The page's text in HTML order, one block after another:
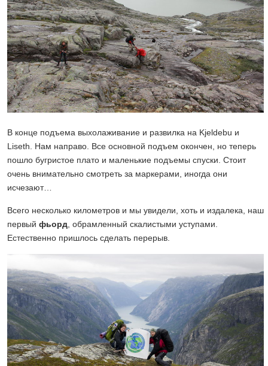
В конце подъема выхолаживание и развилка на Kjeldebu и
Liseth. Нам направо. Все основной подъем окончен, но теперь
пошло бугристое плато и маленькие подъемы спуски. Стоит
очень внимательно смотреть за маркерами, иногда они
исчезают…
Всего несколько километров и мы увидели, хоть и издалека, наш
первый фьорд, обрамленный скалистыми уступами.
Естественно пришлось сделать перерыв.